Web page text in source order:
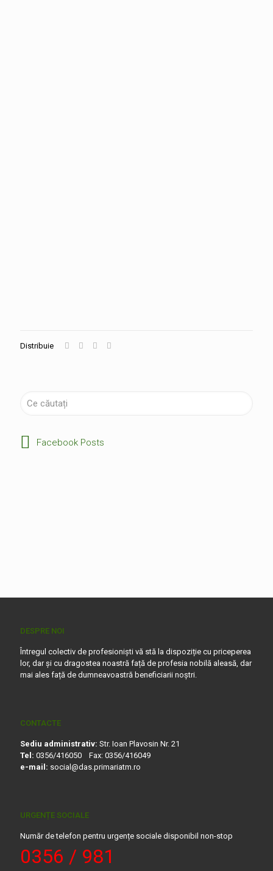
Distribuie
Facebook Posts
DESPRE NOI
Întregul colectiv de profesioniști vă stă la dispoziție cu priceperea
lor, dar și cu dragostea noastră față de profesia nobilă aleasă, dar
mai ales față de dumneavoastră beneficiarii noștri.
CONTACTE
Sediu administrativ: Str. Ioan Plavosin Nr. 21
Tel: 0356/416050 Fax: 0356/416049
e-mail: social@das.primariatm.ro
URGENȚE SOCIALE
Număr de telefon pentru urgențe sociale disponibil non-stop
0356 / 981